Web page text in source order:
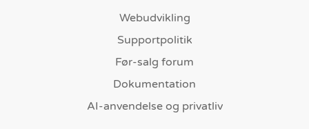
Webudvikling
Supportpolitik
Før-salg forum
Dokumentation
AI-anvendelse og privatliv